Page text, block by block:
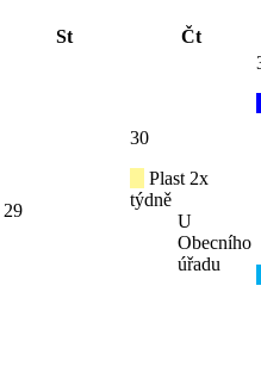
St
Čt
29
30
Plast 2x
týdně
U
Obecního
úřadu